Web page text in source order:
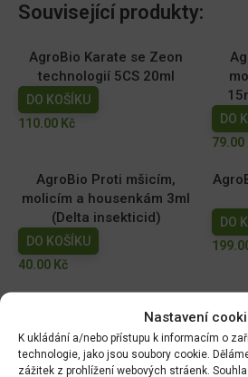
Nastavení
K ukládání a/nebo přístupu k informacím o
technologie, jako jsou soubory cookie.
zážitek z prohlížení webových stráenk.
Související produkty:
AgroBio Karate se Zeon
technologií 5CS 20ml
DO KOŠÍKU
110.00 Kč
DO
79.00
AgroBio Proti mšicím,
molicím a housenkám 3ml
(Delta insekticid)
DO KOŠÍKU
40.00 Kč
DO
169.00Kč
DO